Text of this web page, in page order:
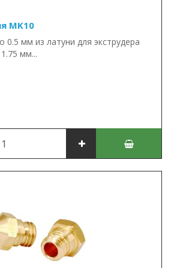
MK10
0.5 мм из латуни для экструдера
мм...